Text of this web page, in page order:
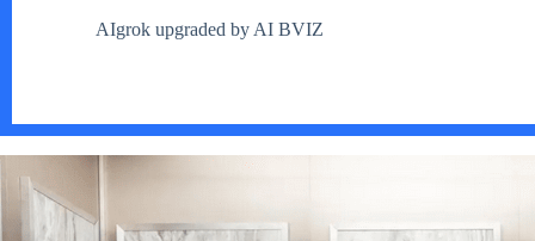
AIgrok upgraded by AI BVIZ